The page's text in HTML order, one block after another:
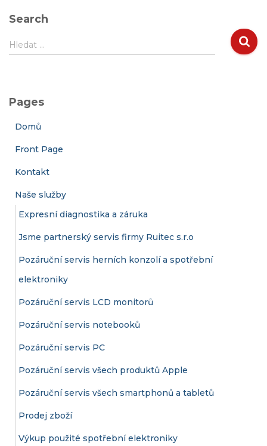
Search
V
y
d
Hledat …
Pages
Domů
Front Page
Kontakt
Naše služby
Expresní diagnostika a záruka
Jsme partnerský servis firmy Ruitec s.r.o
Pozáruční servis herních konzolí a spotřební
elektroniky
Pozáruční servis LCD monitorů
Pozáruční servis notebooků
Pozáruční servis PC
Pozáruční servis všech produktů Apple
Pozáruční servis všech smartphonů a tabletů
Prodej zboží
Výkup použité spotřební elektroniky